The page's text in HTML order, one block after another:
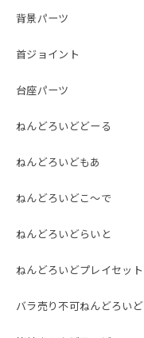
背景パーツ
首ジョイント
台座パーツ
ねんどろいどどーる
ねんどろいどもあ
ねんどろいどこ～で
ねんどろいどらいと
ねんどろいどプレイセット
バラ売り不可ねんどろいど